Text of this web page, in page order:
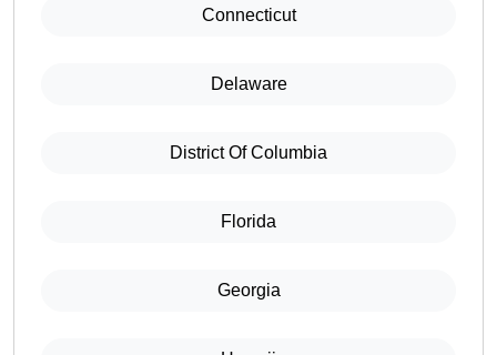
Connecticut
Delaware
District Of Columbia
Florida
Georgia